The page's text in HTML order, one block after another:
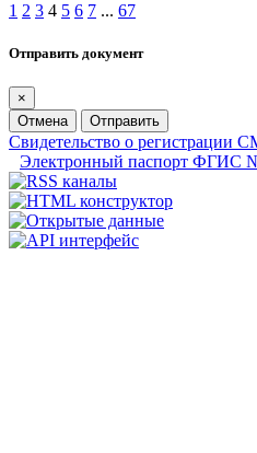
1 2 3 4 5 6 7 ... 67
Отправить документ
×
Отмена
Отправить
Свидетельство о
Электронный паспорт ФГИС